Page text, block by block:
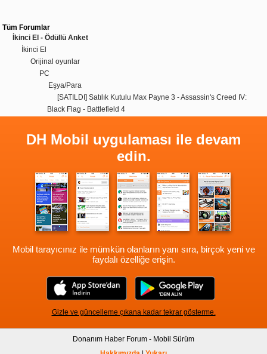
Tüm Forumlar
İkinci El - Ödüllü Anket
İkinci El
Orijinal oyunlar
PC
Eşya/Para
[SATILDI] Satılık Kutulu Max Payne 3 - Assassin's Creed IV:
Black Flag - Battlefield 4
DH Mobil uygulaması ile devam
edin.
Mobil tarayıcınız ile mümkün olanların yanı sıra, birçok yeni ve
faydalı özelliğe erişin.
Gizle ve güncelleme çıkana kadar tekrar gösterme.
Donanım Haber Forum - Mobil Sürüm